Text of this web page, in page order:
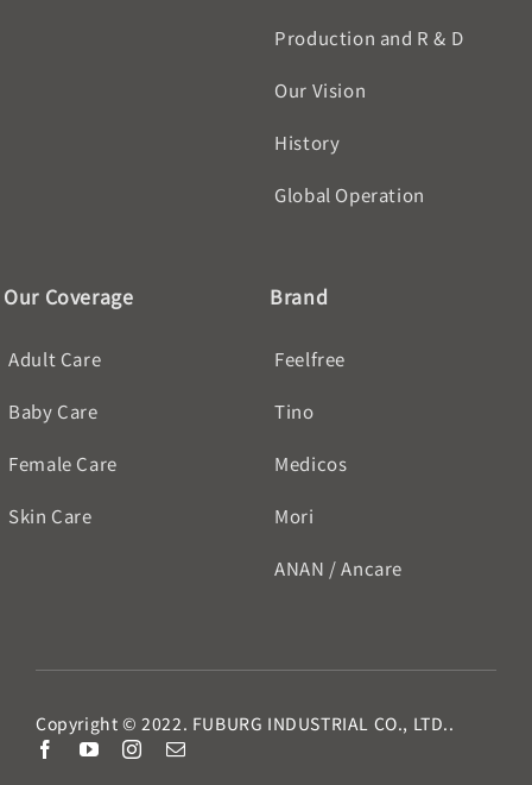
Production and R & D
Our Vision
History
Global Operation
Our Coverage
Adult Care
Baby Care
Female Care
Skin Care
Brand
Feelfree
Tino
Medicos
Mori
ANAN / Ancare
Copyright © 2022. FUBURG INDUSTRIAL CO., LTD..